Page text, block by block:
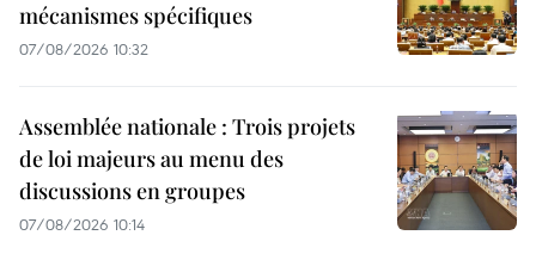
mécanismes spécifiques
07/08/2026 10:32
Assemblée nationale : Trois projets
de loi majeurs au menu des
discussions en groupes
07/08/2026 10:14